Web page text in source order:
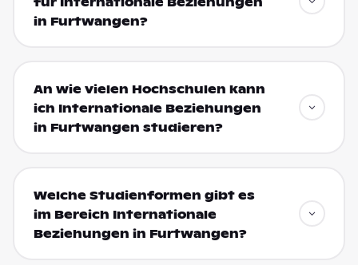
in Furtwangen?
An wie vielen Hochschulen kann
ich Internationale Beziehungen
in Furtwangen studieren?
Welche Studienformen gibt es
im Bereich Internationale
Beziehungen in Furtwangen?